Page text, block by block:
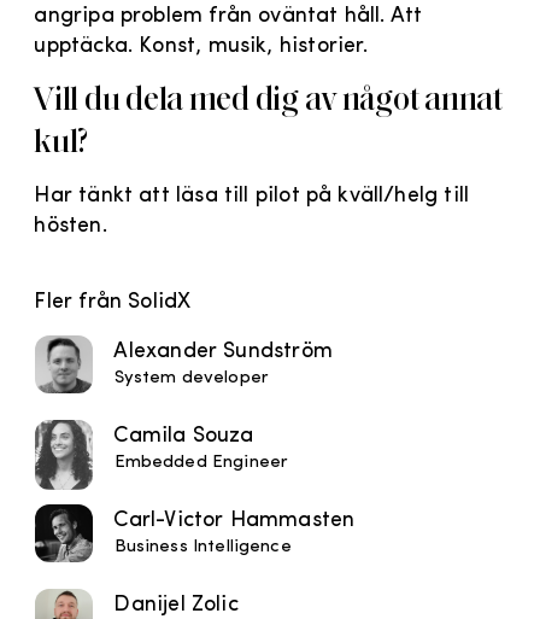
angripa problem från oväntat håll. Att
upptäcka. Konst, musik, historier.
Vill du dela med dig av något annat
kul?
Har tänkt att läsa till pilot på kväll/helg till
hösten.
Fler från SolidX
Alexander Sundström
System developer
Camila Souza
Embedded Engineer
Carl-Victor Hammasten
Business Intelligence
Danijel Zolic